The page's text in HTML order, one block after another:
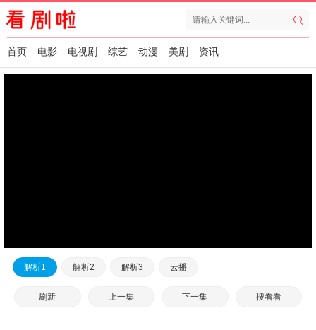
首页 电影 电视剧 综艺 动漫 美剧 资讯
解析1 解析2 解析3 云播
刷新 上一集 下一集 搜看看